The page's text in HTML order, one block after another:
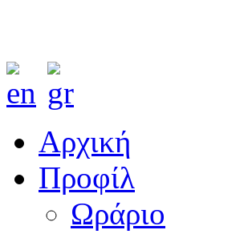
Αρχική
Προφίλ
Ωράριο